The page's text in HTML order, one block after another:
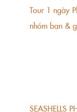
Tour 1 ngày
nhóm bạn &
SEASHELLS